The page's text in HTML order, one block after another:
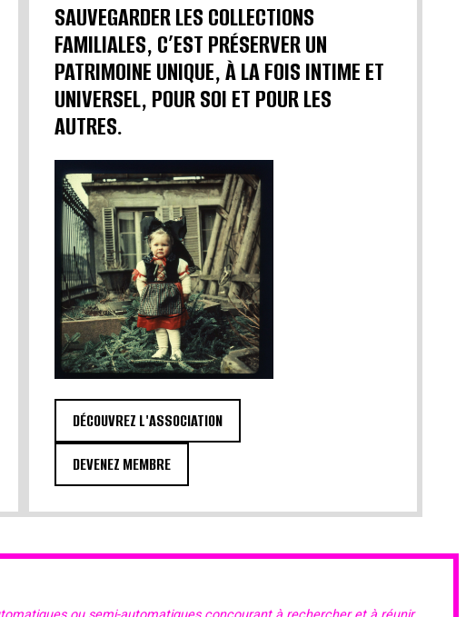
SAUVEGARDER LES COLLECTIONS
FAMILIALES, C’EST PRÉSERVER UN
PATRIMOINE UNIQUE, À LA FOIS INTIME ET
UNIVERSEL, POUR SOI ET POUR LES
AUTRES.
DÉCOUVREZ L'ASSOCIATION
DEVENEZ MEMBRE